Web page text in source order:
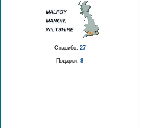
Спасибо: 27
Подарки: 8